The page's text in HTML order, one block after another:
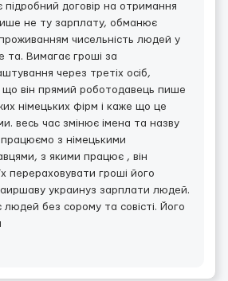
пiдробний договір на отримання
не ту зарплату, обманює
чисельність людей у
та. Вимагає гроші за
через третіх осіб,
він прямий роботодавець пише
німецьких фірм і каже що це
весь час змінює імена та назву
з німецькими
з якими працює , він
перераховувати гроші його
украинуз зарплати людей.
людей без сорому та совісті. Його